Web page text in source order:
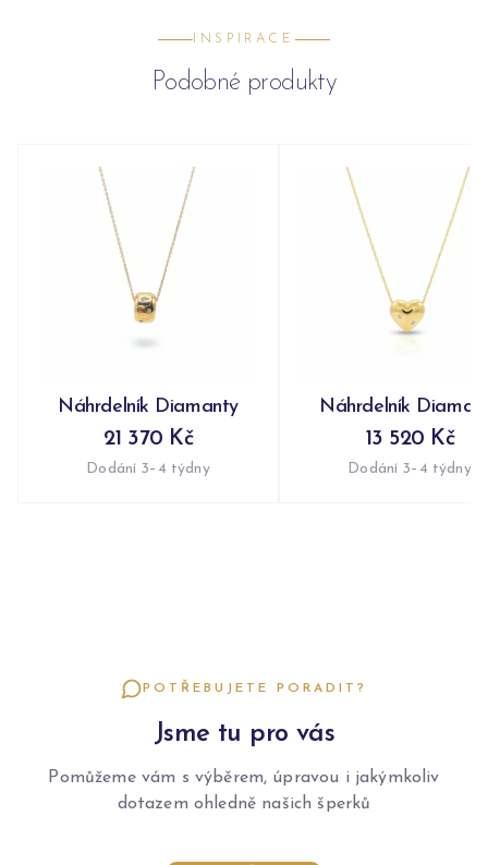
INSPIRACE
Podobné produkty
Náhrdelník Diamanty
21 370 Kč
Dodání 3–4 týdny
Náhrdelník
13 520 Kč
Dodání 3–4 týdny
POTŘEBUJETE PORADIT?
Jsme tu pro vás
Pomůžeme vám s výběrem, úpravou i jakýmkoliv
dotazem ohledně našich šperků